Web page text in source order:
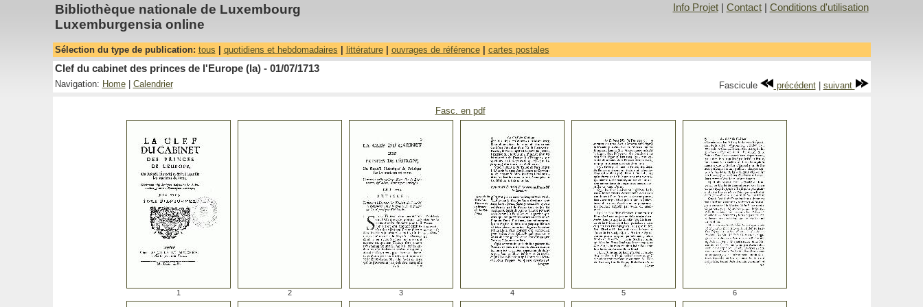
Bibliothèque nationale de Luxembourg
Luxemburgensia online
Info Projet| Contact| Conditions d'utilisation
Sélection du type de publication: tous quotidiens et hebdomadaires littérature| ouvrages de référence| cartes postales
Clef du cabinet des princes de l'Europe (la) - 01/07/1713
Navigation: Home| Calendrier Fascicule précédent| suivant
Fasc. en pdf
1 2 3 4 5 6